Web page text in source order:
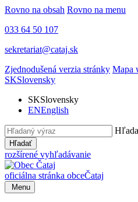
Rovno na obsah Rovno na menu
033 64 50 107
sekretariat@cataj.sk
Zjednodušená verzia stránky Mapa
SKSlovensky
SKSlovensky
ENEnglish
Hľadať
rozšírené vyhľadávanie
oficiálna stránka obceČataj
Menu